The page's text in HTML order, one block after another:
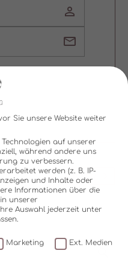
WEITER
Sie unsere Website weiter
auf unserer
während andere uns
zu verbessern.
werden (z. B. IP-
und Inhalte oder
Informationen über die
unserer
Auswahl jederzeit unter
Marketing Ext. Medien